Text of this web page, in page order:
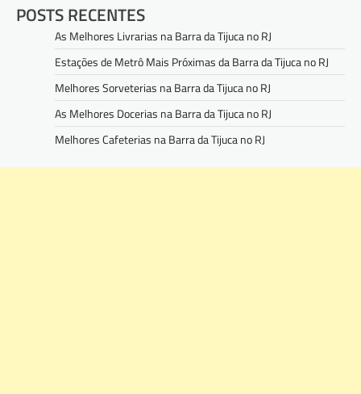
POSTS RECENTES
As Melhores Livrarias na Barra da Tijuca no RJ
Estações de Metrô Mais Próximas da Barra da Tijuca no RJ
Melhores Sorveterias na Barra da Tijuca no RJ
As Melhores Docerias na Barra da Tijuca no RJ
Melhores Cafeterias na Barra da Tijuca no RJ